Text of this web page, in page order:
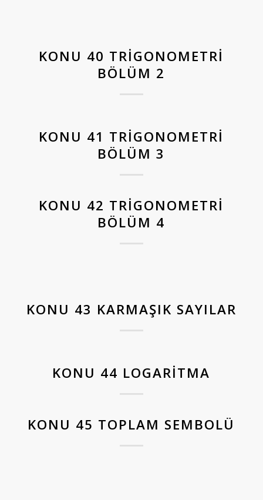
KONU 40 TRIGONOMETRI
BÖLÜM 2
KONU 41 TRIGONOMETRI
BÖLÜM 3
KONU 42 TRIGONOMETRI
BÖLÜM 4
KONU 43 KARMAŞIK SAYILAR
KONU 44 LOGARITMA
KONU 45 TOPLAM SEMBOLÜ